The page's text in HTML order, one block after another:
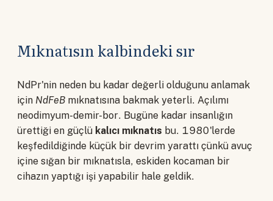
Mıknatısın kalbindeki sır
NdPr'nin neden bu kadar değerli olduğunu anlamak
için NdFeB mıknatısına bakmak yeterli. Açılımı
neodimyum-demir-bor. Bugüne kadar insanlığın
ürettiği en güçlü kalıcı mıknatıs bu. 1980'lerde
keşfedildiğinde küçük bir devrim yarattı çünkü avuç
içine sığan bir mıknatısla, eskiden kocaman bir
cihazın yaptığı işi yapabilir hale geldik.